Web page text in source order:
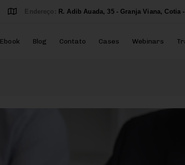
Endereço: R. Adib Auada, 35 - Granja Viana, Cotia
Ebook Blog Contato Cases Webinars